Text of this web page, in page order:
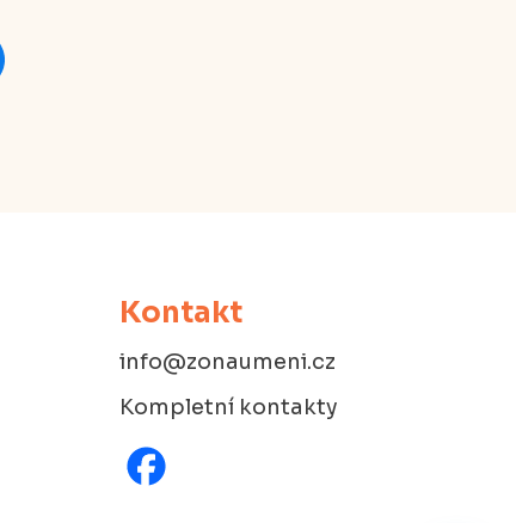
Kontakt
info@zonaumeni.cz
Kompletní kontakty